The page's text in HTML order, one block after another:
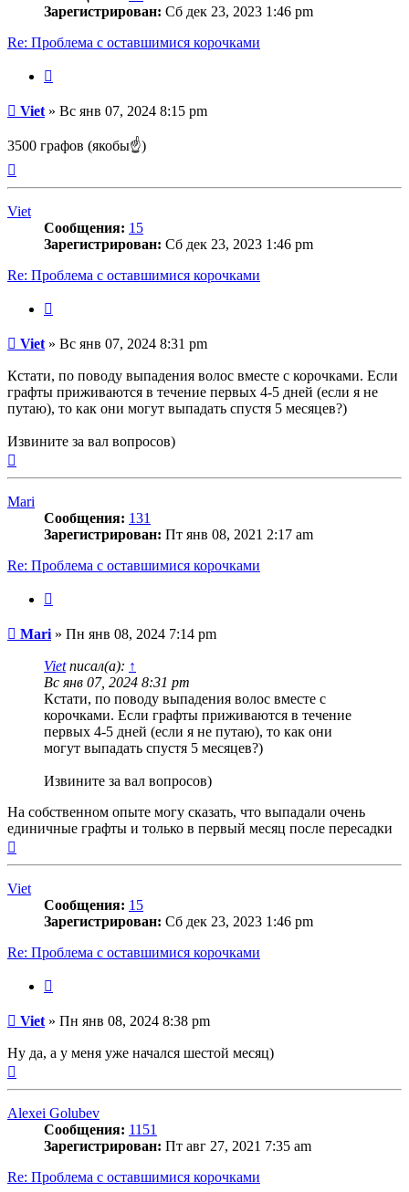
Зарегистрирован: Сб дек 23, 2023 1:46 pm
Re: Проблема с оставшимися корочками
Сообщение
Viet » Вс янв 07, 2024 8:15 pm
3500 графов (якобы☝)
Viet
Сообщения: 15
Зарегистрирован: Сб дек 23, 2023 1:46 pm
Re: Проблема с оставшимися корочками
Сообщение
Viet » Вс янв 07, 2024 8:31 pm
Кстати, по поводу выпадения волос вместе с корочками. Если
графты приживаются в течение первых 4-5 дней (если я не
путаю), то как они могут выпадать спустя 5 месяцев?)
Извините за вал вопросов)
Mari
Сообщения: 131
Зарегистрирован: Пт янв 08, 2021 2:17 am
Re: Проблема с оставшимися корочками
Сообщение
Mari » Пн янв 08, 2024 7:14 pm
Vietписал(а): ↑
Вс янв 07, 2024 8:31 pm
Кстати, по поводу выпадения волос вместе с
корочками. Если графты приживаются в течение
первых 4-5 дней (если я не путаю), то как они
могут выпадать спустя 5 месяцев?)
Извините за вал вопросов)
На собственном опыте могу сказать, что выпадали очень
единичные графты и только в первый месяц после пересадки
Viet
Сообщения: 15
Зарегистрирован: Сб дек 23, 2023 1:46 pm
Re: Проблема с оставшимися корочками
Сообщение
Viet » Пн янв 08, 2024 8:38 pm
Ну да, а у меня уже начался шестой месяц)
Alexei Golubev
Сообщения: 1151
Зарегистрирован: Пт авг 27, 2021 7:35 am
Re: Проблема с оставшимися корочками